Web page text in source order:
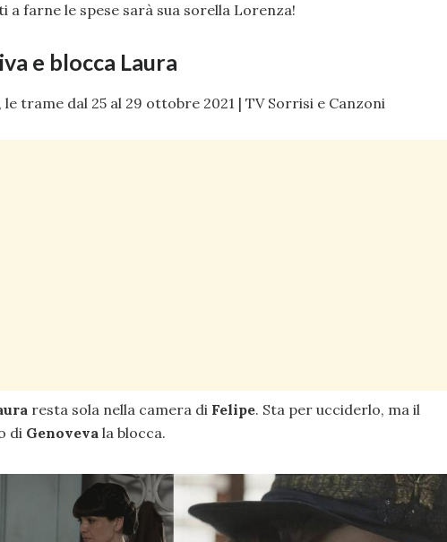
a farne le spese sarà sua sorella Lorenza!
e blocca Laura
resta sola nella camera di Felipe. Sta per ucciderlo, ma il
di Genoveva la blocca.